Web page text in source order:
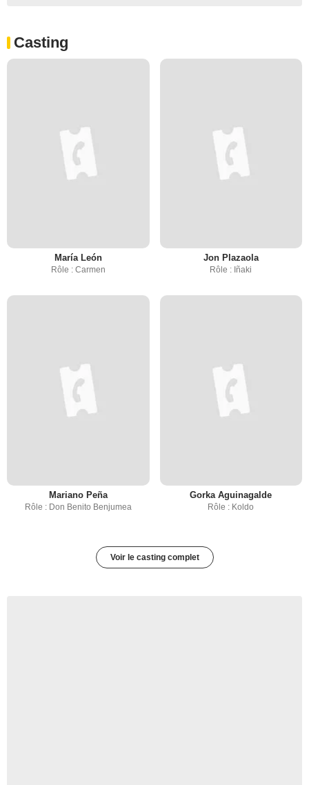
Casting
María León
Rôle : Carmen
Jon Plazaola
Rôle : Iñaki
Mariano Peña
Rôle : Don Benito Benjumea
Gorka Aguinagalde
Rôle : Koldo
Voir le casting complet